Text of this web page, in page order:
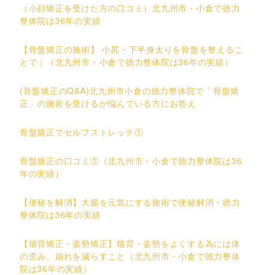
（小顔矯正を受けた方の口コミ）北九州市・小倉で徳力
整体院は36年の実績
【骨盤矯正の施術】 小尻・下半身太りを骨盤を整えるこ
とで｜（北九州市・小倉で徳力整体院は36年の実績）
(骨盤矯正のQ&A)北九州市小倉の徳力整体院で「骨盤矯
正」の施術を受けるか悩んでいる方にお答え
骨盤矯正でセルフストレッチ①
骨盤矯正の口コミ①（北九州市・小倉で徳力整体院は36
年の実績）
【便秘を解消】大腸を元気にする施術で便秘解消・徳力
整体院は36年の実績
【猫背矯正・姿勢矯正】猫背・姿勢をよくする為には体
の歪み、崩れを減らすこと（北九州市・小倉で徳力整体
院は36年の実績）